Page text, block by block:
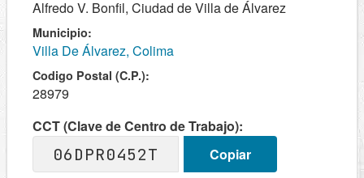
Alfredo V. Bonfil, Ciudad de Villa de Álvarez
Municipio:
Villa De Álvarez, Colima
Codigo Postal (C.P.):
28979
CCT (Clave de Centro de Trabajo):
06DPR0452T
Copiar